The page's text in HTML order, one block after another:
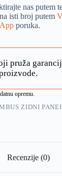
nas putem
isti broj putem
poruka.
pruža
opremu.
ZIDNI
Recenzije (0)